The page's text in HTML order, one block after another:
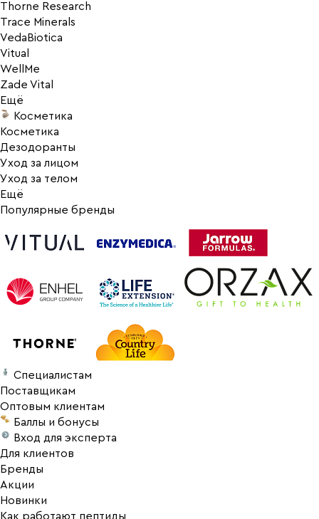
Thorne Research
Trace Minerals
VedaBiotica
Vitual
WellMe
Zade Vital
Ещё
Косметика
Косметика
Дезодоранты
Уход за лицом
Уход за телом
Ещё
Популярные бренды
Специалистам
Поставщикам
Оптовым клиентам
Баллы и бонусы
Вход для эксперта
Для клиентов
Бренды
Акции
Новинки
Как работают пептиды